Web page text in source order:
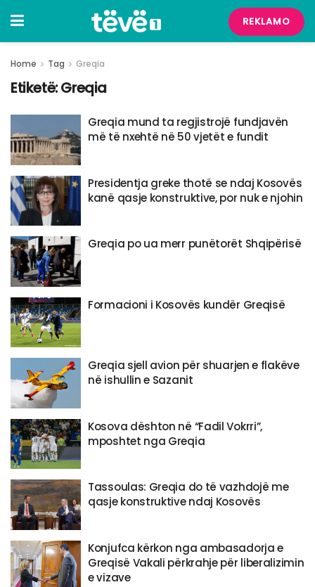
REKLAMO
Home Tag Greqia
Etiketë:Greqia
Greqia mund ta regjistrojë fundjavën
më të nxehtë në 50 vjetët e fundit
Presidentja greke thotë se ndaj Kosovës
kanë qasje konstruktive, por nuk e njohin
Greqia po ua merr punëtorët Shqipërisë
Formacioni i Kosovës kundër Greqisë
Greqia sjell avion për shuarjen e flakëve
në ishullin e Sazanit
Kosova dështon në “Fadil Vokrri”,
mposhtet nga Greqia
Tassoulas: Greqia do të vazhdojë me
qasje konstruktive ndaj Kosovës
Konjufca kërkon nga ambasadorja e
Greqisë Vakali përkrahje për liberalizimin
e vizave